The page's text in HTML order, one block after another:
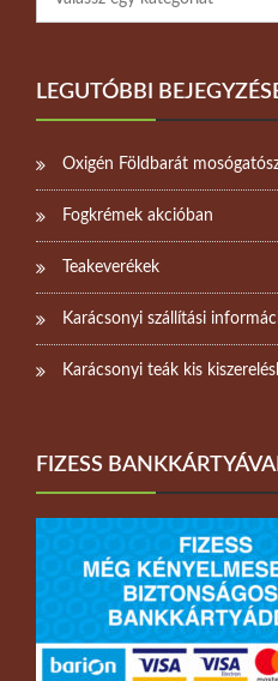
LEGUTÓBBI
Oxigén Földbarát
Fogkrémek akcióban
Teakeverékek
Karácsonyi szállítási
Karácsonyi teák kis
FIZESS